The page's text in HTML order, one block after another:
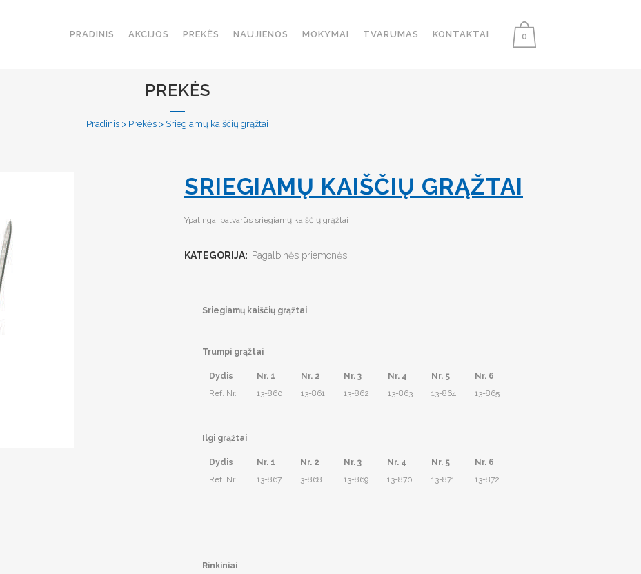
0
PRADINIS AKCIJOS PREKĖS NAUJIENOS MOKYMAI TVARUMAS KONTAKTAI
PREKĖS
Pradinis > Prekės > Sriegiamų kaiščių grąžtai
SRIEGIAMŲ KAIŠČIŲ GRĄŽTAI
Ypatingai patvarūs sriegiamų kaiščių grąžtai
KATEGORIJA: Pagalbinės priemonės
Sriegiamų kaiščių grąžtai
Trumpi grąžtai
Dydis Nr. 1 Nr. 2 Nr. 3 Nr. 4 Nr. 5
Nr. 6
Ref. Nr.
13-860 13-861 13-862 13-863 13-864 13-865
Ilgi grąžtai
Dydis Nr. 1 Nr. 2 Nr. 3 Nr. 4 Nr. 5
Nr. 6
Ref. Nr.
13-867 3-868 13-869 13-870 13-871 13-872
Rinkiniai